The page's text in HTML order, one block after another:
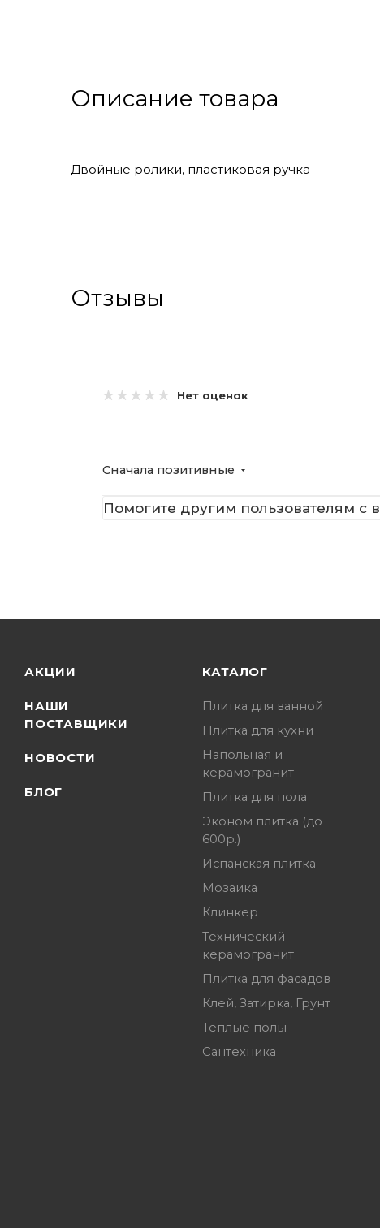
Описание товара
Двойные ролики, пластиковая ручка
Отзывы
Нет оценок
Сначала позитивные
Помогите другим пользователям с
АКЦИИ
НАШИ
ПОСТАВЩИКИ
НОВОСТИ
БЛОГ
КАТАЛОГ
Плитка для ванной
Плитка для кухни
Напольная и
керамогранит
Плитка для пола
Эконом плитка (до
600р.)
Испанская плитка
Мозаика
Клинкер
Технический
керамогранит
Плитка для фасадов
Клей, Затирка, Грунт
Тёплые полы
Сантехника